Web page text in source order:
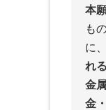
本
も
に、
れ
金
金